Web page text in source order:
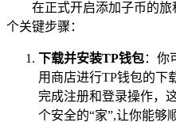
在正式开启添加子币的
个关键步骤：
下载并安装TP钱包：你
用商店进行TP钱包的下
完成注册和登录操作，
个安全的“家”,让你能够